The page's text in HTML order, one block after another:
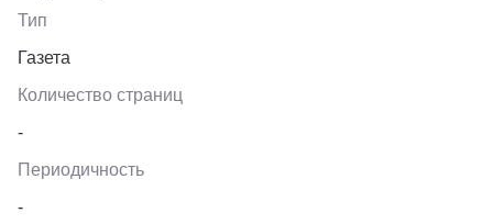
Тип
Газета
Количество страниц
-
Периодичность
-